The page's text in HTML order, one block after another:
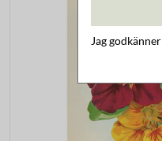
Jag godkänner